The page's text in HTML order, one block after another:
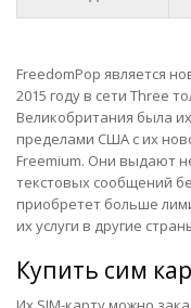
FreedomPop является
2015 году в сети Three
Великобритания была
пределами США с их
Freemium. Они выдают
текстовых сообщений
приобретет больше
их услуги в другие
Купить сим